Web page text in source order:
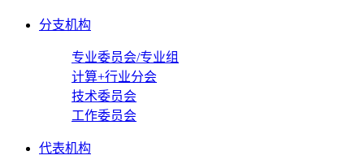
分支机构
专业委员会/专业组
计算+行业分会
技术委员会
工作委员会
代表机构